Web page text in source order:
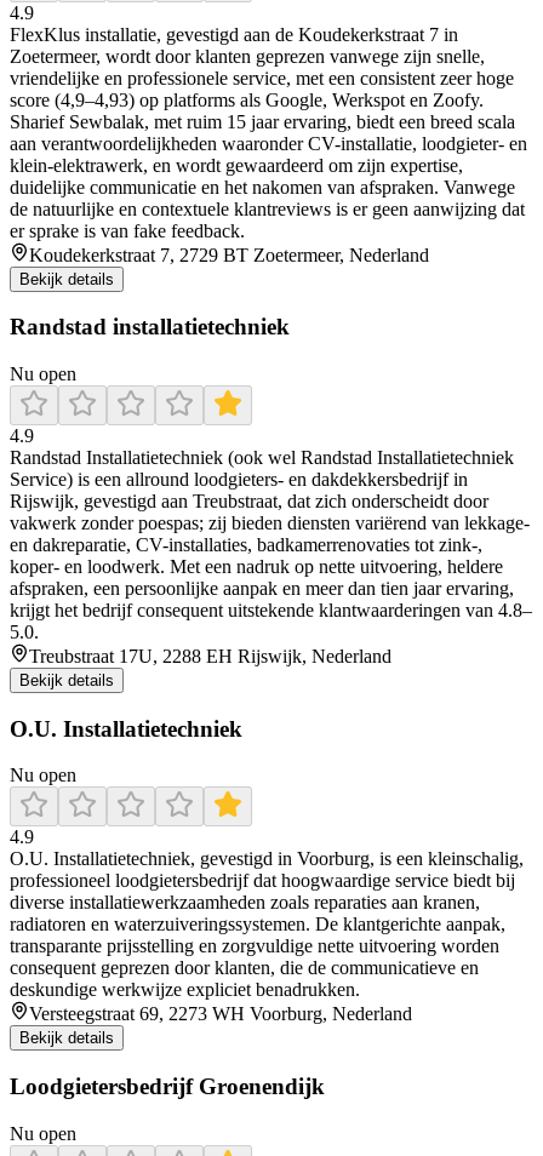
4.9
FlexKlus installatie, gevestigd aan de Koudekerkstraat 7 in
Zoetermeer, wordt door klanten geprezen vanwege zijn snelle,
vriendelijke en professionele service, met een consistent zeer hoge
score (4,9–4,93) op platforms als Google, Werkspot en Zoofy.
Sharief Sewbalak, met ruim 15 jaar ervaring, biedt een breed scala
aan verantwoordelijkheden waaronder CV-installatie, loodgieter- en
klein-elektrawerk, en wordt gewaardeerd om zijn expertise,
duidelijke communicatie en het nakomen van afspraken. Vanwege
de natuurlijke en contextuele klantreviews is er geen aanwijzing dat
er sprake is van fake feedback.
Koudekerkstraat 7, 2729 BT Zoetermeer, Nederland
Bekijk details
Randstad installatietechniek
Nu open
4.9
Randstad Installatietechniek (ook wel Randstad Installatietechniek
Service) is een allround loodgieters- en dakdekkersbedrijf in
Rijswijk, gevestigd aan Treubstraat, dat zich onderscheidt door
vakwerk zonder poespas; zij bieden diensten variërend van lekkage-
en dakreparatie, CV-installaties, badkamerrenovaties tot zink-,
koper- en loodwerk. Met een nadruk op nette uitvoering, heldere
afspraken, een persoonlijke aanpak en meer dan tien jaar ervaring,
krijgt het bedrijf consequent uitstekende klantwaarderingen van 4.8–
5.0.
Treubstraat 17U, 2288 EH Rijswijk, Nederland
Bekijk details
O.U. Installatietechniek
Nu open
4.9
O.U. Installatietechniek, gevestigd in Voorburg, is een kleinschalig,
professioneel loodgietersbedrijf dat hoogwaardige service biedt bij
diverse installatiewerkzaamheden zoals reparaties aan kranen,
radiatoren en waterzuiveringssystemen. De klantgerichte aanpak,
transparante prijsstelling en zorgvuldige nette uitvoering worden
consequent geprezen door klanten, die de communicatieve en
deskundige werkwijze expliciet benadrukken.
Versteegstraat 69, 2273 WH Voorburg, Nederland
Bekijk details
Loodgietersbedrijf Groenendijk
Nu open